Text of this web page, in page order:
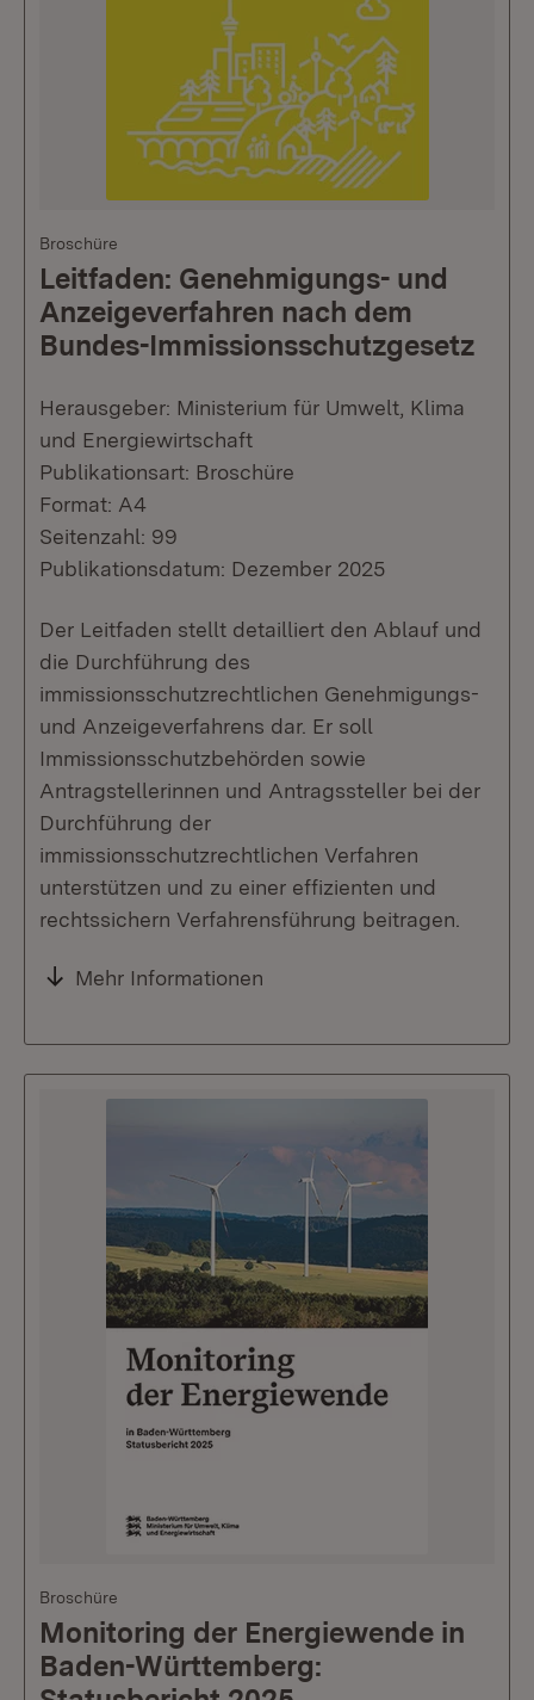
Broschüre
Leitfaden: Genehmigungs- und
Anzeigeverfahren nach dem
Bundes-Immissionsschutzgesetz
Herausgeber: Ministerium für Umwelt, Klima
und Energiewirtschaft
Publikationsart: Broschüre
Format: A4
Seitenzahl: 99
Publikationsdatum: Dezember 2025
Der Leitfaden stellt detailliert den Ablauf und
die Durchführung des
immissionsschutzrechtlichen Genehmigungs-
und Anzeigeverfahrens dar. Er soll
Immissionsschutzbehörden sowie
Antragstellerinnen und Antragssteller bei der
Durchführung der
immissionsschutzrechtlichen Verfahren
unterstützen und zu einer effizienten und
rechtssichern Verfahrensführung beitragen.
Mehr Informationen
Broschüre
Monitoring der Energiewende in
Baden-Württemberg: